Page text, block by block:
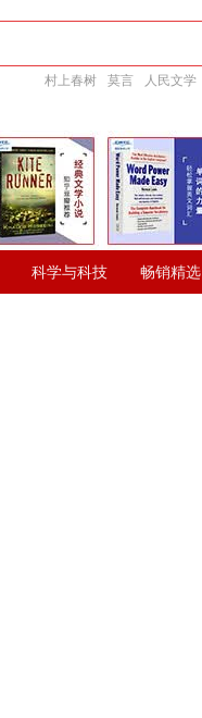
村上春树 莫言 人民文学
科学与科技 畅销精选